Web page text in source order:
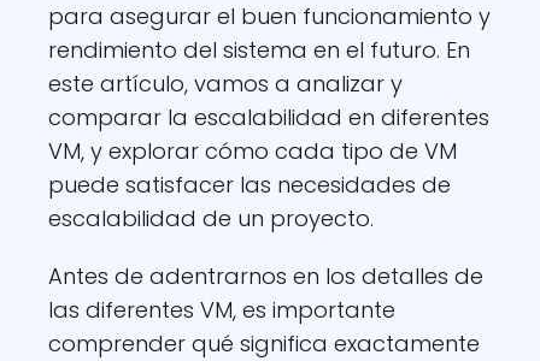
para asegurar el buen funcionamiento y
rendimiento del sistema en el futuro. En
este artículo, vamos a analizar y
comparar la escalabilidad en diferentes
VM, y explorar cómo cada tipo de VM
puede satisfacer las necesidades de
escalabilidad de un proyecto.
Antes de adentrarnos en los detalles de
las diferentes VM, es importante
comprender qué significa exactamente